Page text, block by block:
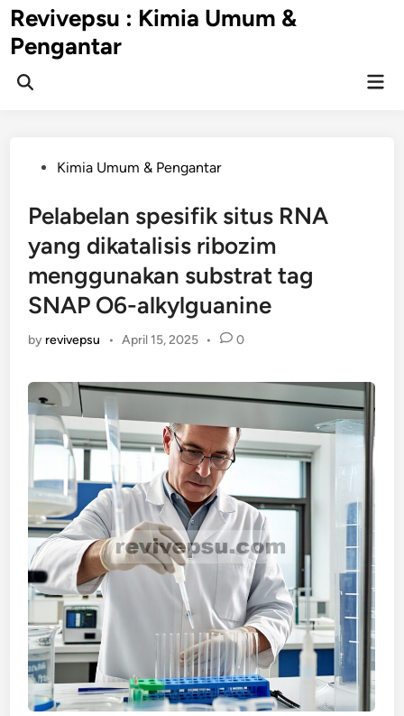
Skip
to
content
Revivepsu : Kimia Umum &
Pengantar
Open
PostedKimia Umum & Pengantar
Pelabelan spesifik situs RNA
yang dikatalisis ribozim
menggunakan substrat tag
SNAP O6-alkylguanine
by revivepsu • April 15, 2025 • 0